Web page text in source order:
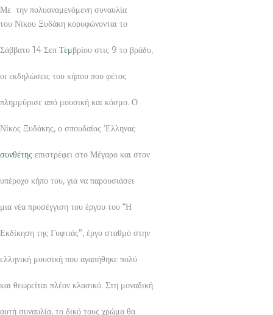
Με την πολυαναμενόμενη συναυλία
του Νίκου Ξυδάκη κορυφώνονται το
Σάββατο 14 Σεπ Τεμβρίου στις 9 το βράδυ,
οι εκδηλώσεις του κήπου που φέτος
πλημμύρισε από μουσική και κόσμο. Ο
Νίκος Ξυδάκης, ο σπουδαίος ‘Ελληνας
συνθέτης επιστρέφει στο Μέγαρο και στον
υπέροχο κήπο του, για να παρουσιάσει
μια νέα προσέγγιση του έργου του “Η
Εκδίκηση της Γυφτιάς”, έργο σταθμό στην
ελληνική μουσική που αγαπήθηκε πολύ
και θεωρείται πλέον κλασικό. Στη μοναδική
αυτή συναυλία, το δικό τους χρώμα θα